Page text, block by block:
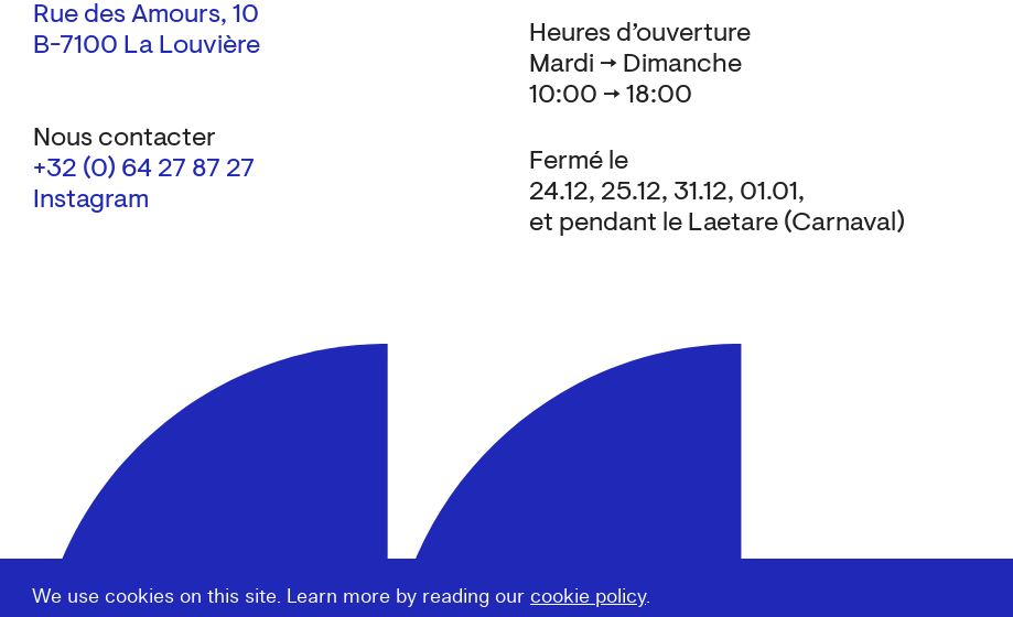
We use cookies on this site. Learn more by reading our cookie policy.
Rue des Amours, 10
B-7100 La Louvière
Nous contacter
+32 (0) 64 27 87 27
Instagram
Heures d’ouverture
Mardi → Dimanche
10:00 → 18:00
Fermé le
24.12, 25.12, 31.12, 01.01,
et pendant le Laetare (Carnaval)